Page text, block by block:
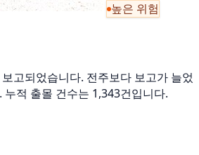
높은 위험
고되었습니다. 전주보다 보고가 늘었
적 출몰 건수는 1,343건입니다.